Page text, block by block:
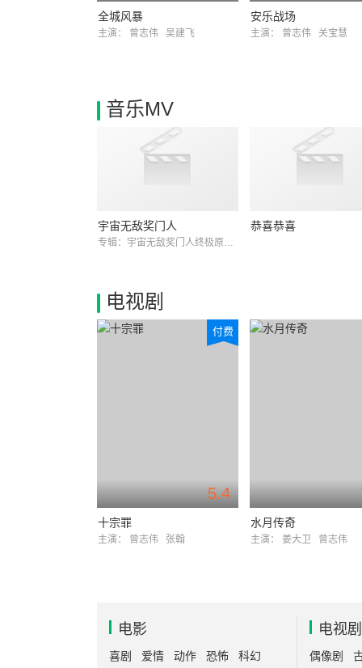
全城风暴
主演： 曾志伟 吴建飞
安乐战场
主演： 曾志伟 关宝慧
音乐MV
宇宙无敌奖门人
专辑：宇宙无敌奖门人终极原声大碟
恭喜恭喜
电视剧
5.4
付费
十宗罪
主演： 曾志伟 张翰
水月传奇
主演： 姜大卫 曾志伟
电影
喜剧 爱情 动作 恐怖 科幻
电视剧
偶像剧